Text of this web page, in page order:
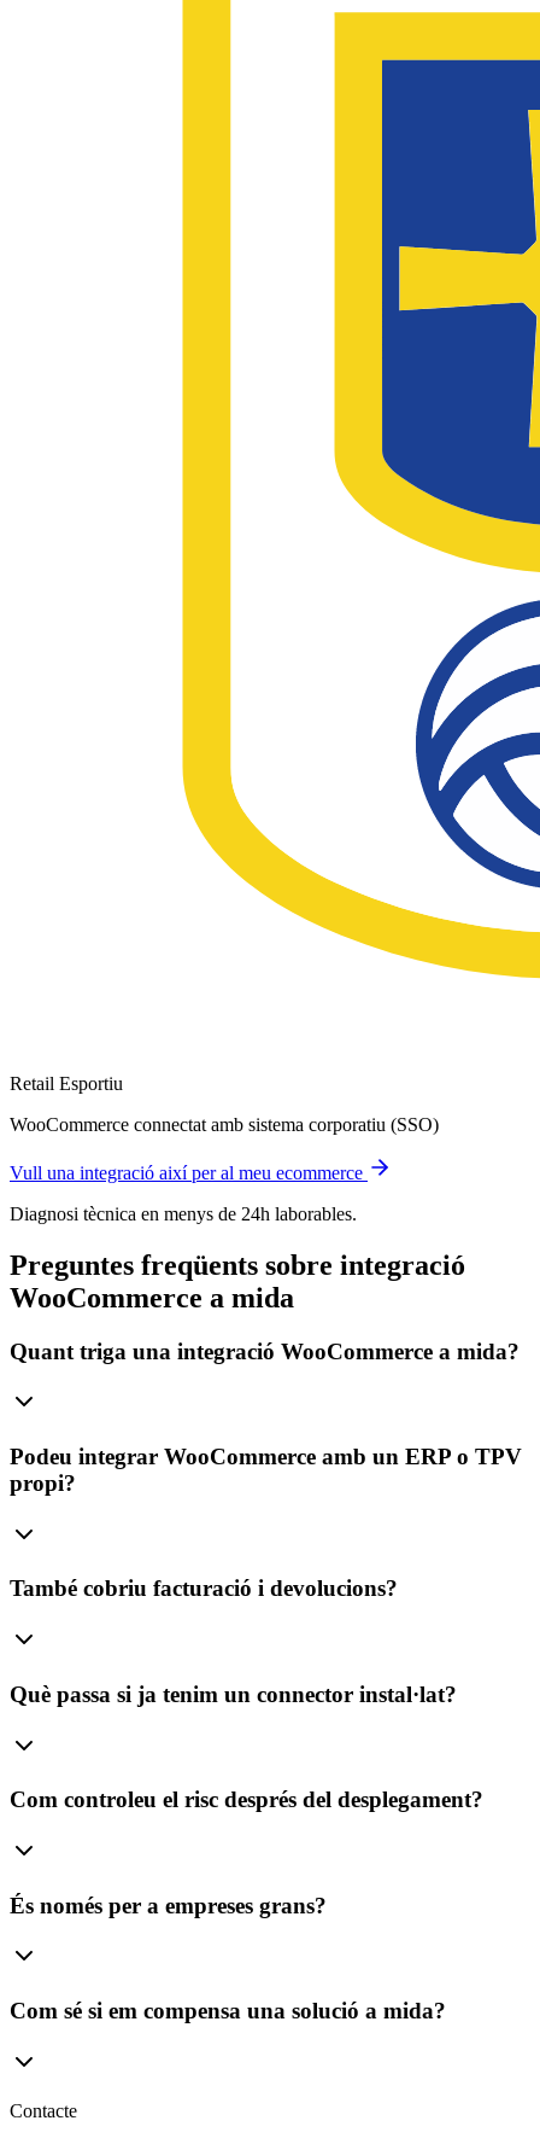
Retail Esportiu
WooCommerce connectat amb sistema corporatiu (SSO)
Vull una integració així per al meu ecommerce
Diagnosi tècnica en menys de 24h laborables.
Preguntes freqüents sobre integració
WooCommerce a mida
Quant triga una integració WooCommerce a mida?
Podeu integrar WooCommerce amb un ERP o TPV
propi?
També cobriu facturació i devolucions?
Què passa si ja tenim un connector instal·lat?
Com controleu el risc després del desplegament?
És només per a empreses grans?
Com sé si em compensa una solució a mida?
Contacte